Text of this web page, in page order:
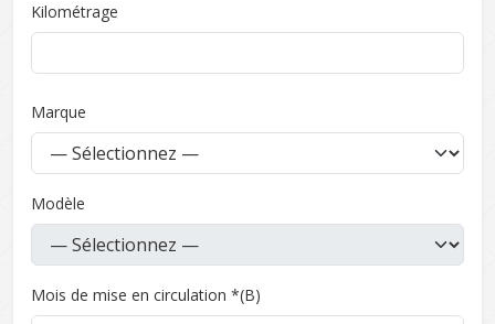
Kilométrage
Marque
Modèle
Mois de mise en circulation *(B)